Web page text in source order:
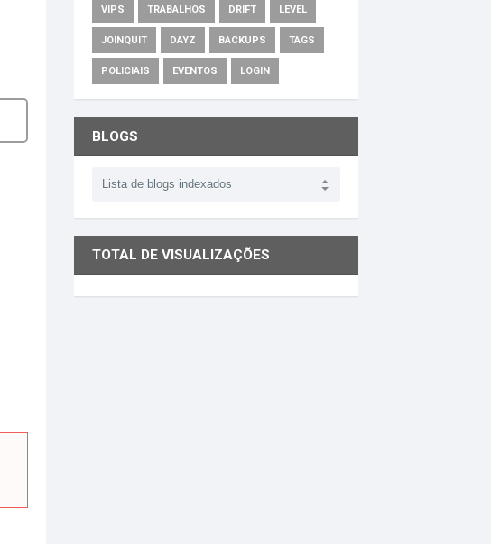
VIPS TRABALHOS DRIFT LEVEL
JOINQUIT DAYZ BACKUPS TAGS
POLICIAIS EVENTOS LOGIN
BLOGS
TOTAL DE VISUALIZAÇÕES